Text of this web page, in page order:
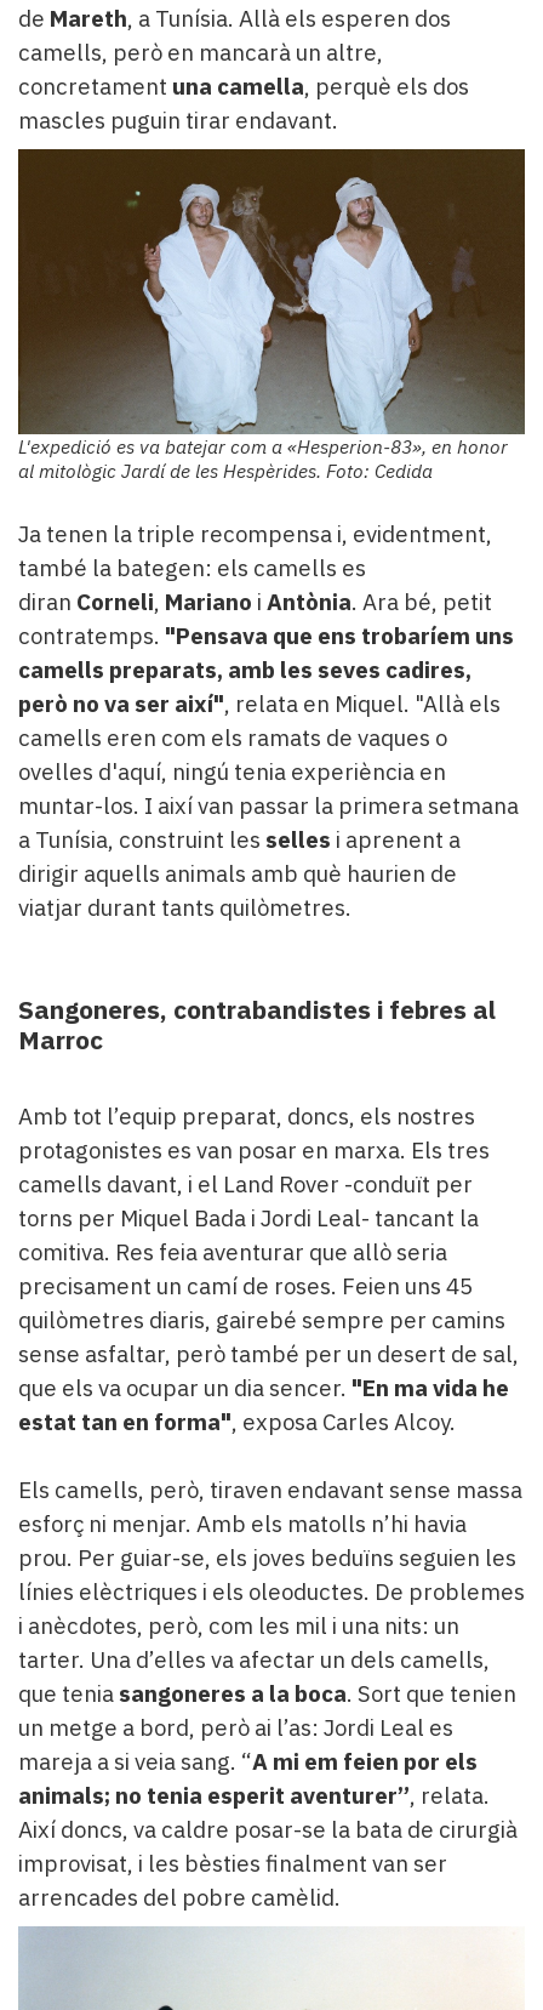
de Mareth, a Tunísia. Allà els esperen dos
camells, però en mancarà un altre,
concretament una camella, perquè els dos
mascles puguin tirar endavant.
L'expedició es va batejar com a «Hesperion-83», en honor
al mitològic Jardí de les Hespèrides. Foto: Cedida
Ja tenen la triple recompensa i, evidentment,
també la bategen: els camells es
diran Corneli, Mariano i Antònia. Ara bé, petit
contratemps. "Pensava que ens trobaríem uns
camells preparats, amb les seves cadires,
però no va ser així", relata en Miquel. "Allà els
camells eren com els ramats de vaques o
ovelles d'aquí, ningú tenia experiència en
muntar-los. I així van passar la primera setmana
a Tunísia, construint les selles i aprenent a
dirigir aquells animals amb què haurien de
viatjar durant tants quilòmetres.
Sangoneres, contrabandistes i febres al
Marroc
Amb tot l’equip preparat, doncs, els nostres
protagonistes es van posar en marxa. Els tres
camells davant, i el Land Rover -conduït per
torns per Miquel Bada i Jordi Leal- tancant la
comitiva. Res feia aventurar que allò seria
precisament un camí de roses. Feien uns 45
quilòmetres diaris, gairebé sempre per camins
sense asfaltar, però també per un desert de sal,
que els va ocupar un dia sencer. "En ma vida he
estat tan en forma", exposa Carles Alcoy.
Els camells, però, tiraven endavant sense massa
esforç ni menjar. Amb els matolls n’hi havia
prou. Per guiar-se, els joves beduïns seguien les
línies elèctriques i els oleoductes. De problemes
i anècdotes, però, com les mil i una nits: un
tarter. Una d’elles va afectar un dels camells,
que tenia sangoneres a la boca. Sort que tenien
un metge a bord, però ai l’as: Jordi Leal es
mareja a si veia sang. “A mi em feien por els
animals; no tenia esperit aventurer”, relata.
Així doncs, va caldre posar-se la bata de cirurgià
improvisat, i les bèsties finalment van ser
arrencades del pobre camèlid.